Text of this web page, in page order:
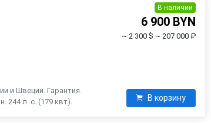
и Швеции. Гарантия.
244 л. с. (179 квт).
В наличии
6 900 BYN
~ 2 300 $ ~ 207 000 ₽
В корзину